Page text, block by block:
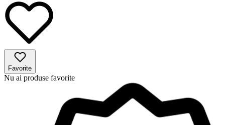
Favorite
Nu ai produse favorite